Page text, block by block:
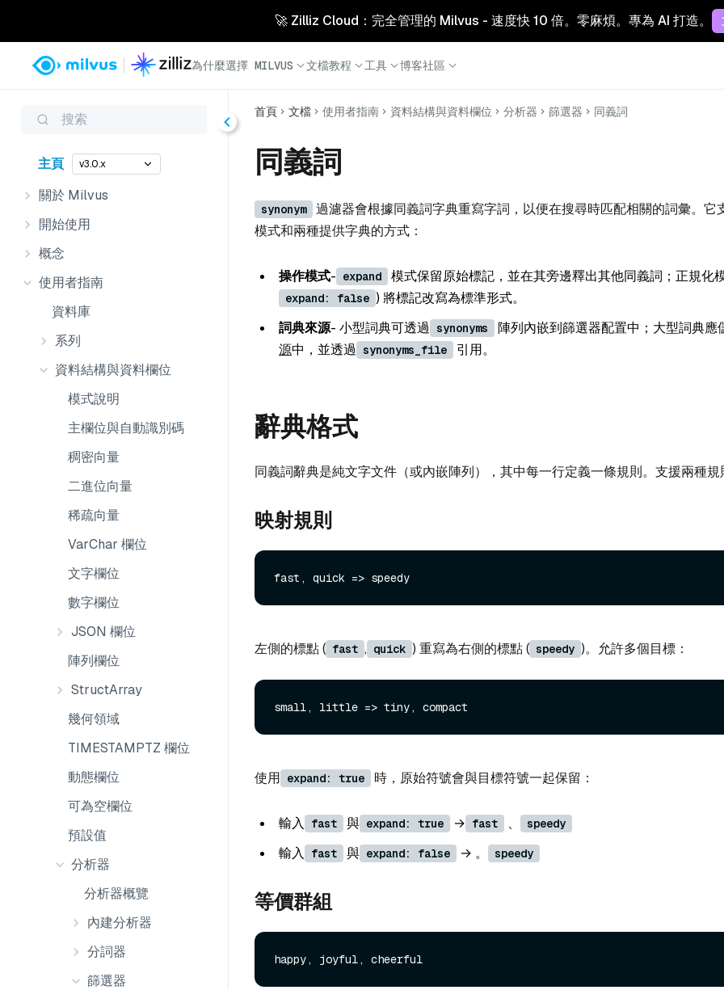
🚀 Zilliz Cloud：完全管理的 Milvus - 速度快 10 倍。零麻煩。專為 AI 打造。
為什麼選擇 MILVUS 文檔教程 工具 博客社區
搜索
主頁 v3.0.x
關於 Milvus
開始使用
概念
使用者指南
資料庫
系列
資料結構與資料欄位
模式說明
主欄位與自動識別碼
稠密向量
二進位向量
稀疏向量
VarChar 欄位
文字欄位
數字欄位
JSON 欄位
陣列欄位
StructArray
幾何領域
TIMESTAMPTZ 欄位
動態欄位
可為空欄位
預設值
分析器
分析器概覽
內建分析器
分詞器
篩選器
首頁 文檔 使用者指南 資料結構與資料欄位 分析器 篩選器 同義詞
同義詞
synonym
過濾器會根據同義詞字典重寫字詞，以便在搜尋時匹配相關的詞彙。它
模式和兩種提供字典的方式：
操作模式- expand 模式保留原始標記，並在其旁邊釋出其他同義詞；正規化
expand: false ) 將標記改寫為標準形式。
詞典來源- 小型詞典可透過 synonyms 陣列內嵌到篩選器配置中；大型詞典應
源中，並透過 synonyms_file 引用。
辭典格式
同義詞辭典是純文字文件（或內嵌陣列），其中每一行定義一條規則。支援兩種規
映射規則
左側的標點 ( fast , quick ) 重寫為右側的標點 ( speedy )。允許多個目標：
使用 expand: true 時，原始符號會與目標符號一起保留：
輸入 fast 與 expand: true → fast 、 speedy
輸入 fast 與 expand: false → 。 speedy
等價群組